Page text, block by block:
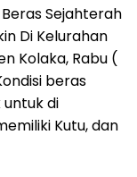
Sejahterah
Di Kelurahan
Kolaka, Rabu (
beras
untuk di
Kutu, dan